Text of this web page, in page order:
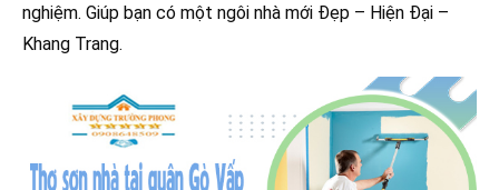
nghiệm. Giúp bạn có một ngôi nhà mới Đẹp – Hiện Đại –
Khang Trang.